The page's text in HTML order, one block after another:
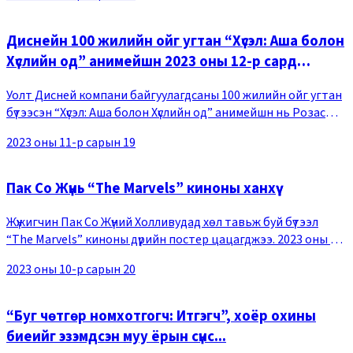
Диснейн 100 жилийн ойг угтан “Хүсэл: Аша болон
Хүслийн од” анимейшн 2023 оны 12-р сард
Уолт Дисней компани байгуулагдсаны 100 жилийн ойг угтан
бүтээсэн “Хүсэл: Аша болон Хүслийн од” анимейшн нь Розас
аврахын тулд одонд хүслээ шивнэснээр
2023 оны 11-р сарын 19
Пак Со Жүнь “The Marvels” киноны ханхүү
Жүжигчин Пак Со Жүний Холливудад хөл тавьж буй бүтээл
“The Marvels” киноны дүрийн постер цацагджээ. 2023 оны 10
Пак Со Жүний “The Marvels” киноны
2023 оны 10-р сарын 20
“Буг чөтгөр номхотгогч: Итгэгч”, хоёр охины
биеийг эзэмдсэн муу ёрын сүнс...